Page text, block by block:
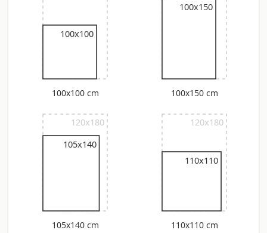
100x100
100x100 cm
100x150
100x150 cm
120x180
105x140
105x140 cm
120x180
110x110
110x110 cm